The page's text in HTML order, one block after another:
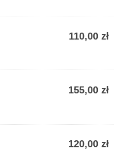
110,00 zł
155,00 zł
120,00 zł